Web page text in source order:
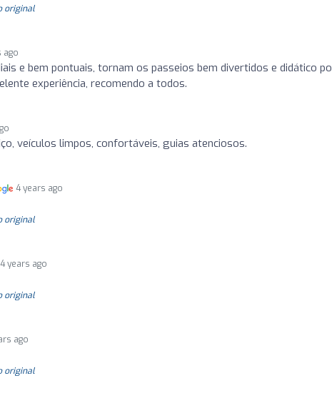
original
ago
e bem pontuais, tornam os passeios bem divertidos e didático
experiência, recomendo a todos.
veículos limpos, confortáveis, guias atenciosos.
4 years ago
original
4 years ago
original
ago
original